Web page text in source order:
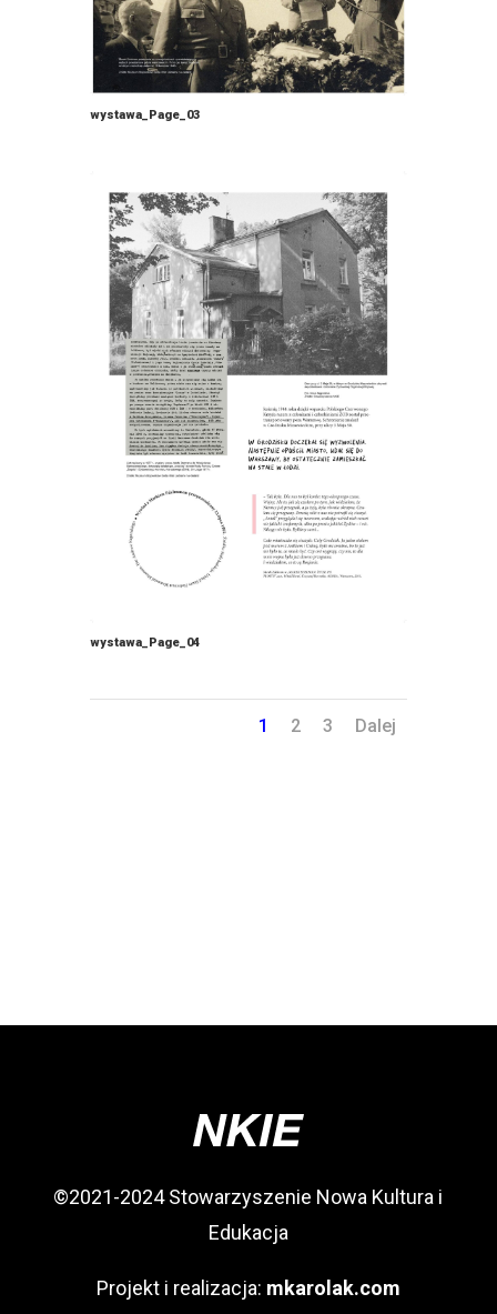
wystawa_Page_03
wystawa_Page_04
1 2 3 Dalej
©2021-2024 Stowarzyszenie Nowa Kultura i
Edukacja
Projekt i realizacja: mkarolak.com